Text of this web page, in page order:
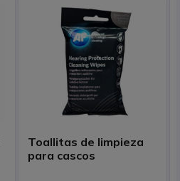
Toallitas de limpieza
para cascos